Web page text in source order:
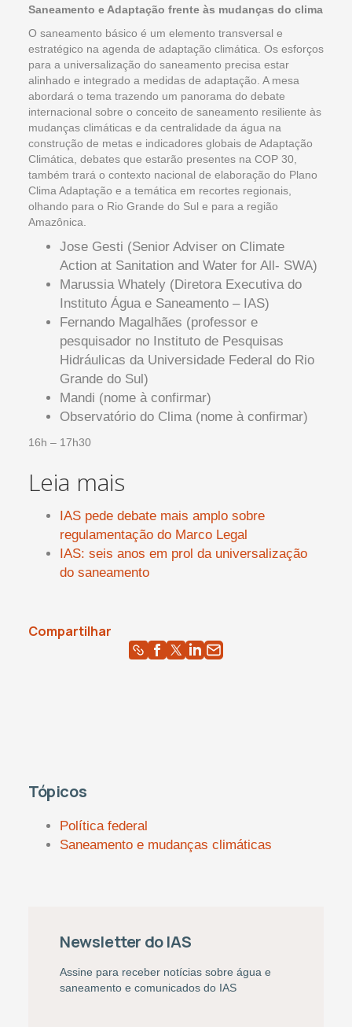
Saneamento e Adaptação frente às mudanças do clima
O saneamento básico é um elemento transversal e
estratégico na agenda de adaptação climática. Os esforços
para a universalização do saneamento precisa estar
alinhado e integrado a medidas de adaptação. A mesa
abordará o tema trazendo um panorama do debate
internacional sobre o conceito de saneamento resiliente às
mudanças climáticas e da centralidade da água na
construção de metas e indicadores globais de Adaptação
Climática, debates que estarão presentes na COP 30,
também trará o contexto nacional de elaboração do Plano
Clima Adaptação e a temática em recortes regionais,
olhando para o Rio Grande do Sul e para a região
Amazônica.
Jose Gesti (Senior Adviser on Climate
Action at Sanitation and Water for All- SWA)
Marussia Whately (Diretora Executiva do
Instituto Água e Saneamento – IAS)
Fernando Magalhães (professor e
pesquisador no Instituto de Pesquisas
Hidráulicas da Universidade Federal do Rio
Grande do Sul)
Mandi (nome à confirmar)
Observatório do Clima (nome à confirmar)
16h – 17h30
Leia mais
IAS pede debate mais amplo sobre
regulamentação do Marco Legal
IAS: seis anos em prol da universalização
do saneamento
Compartilhar
Tópicos
Política federal
Saneamento e mudanças climáticas
Newsletter do IAS
Assine para receber notícias sobre água e
saneamento e comunicados do IAS